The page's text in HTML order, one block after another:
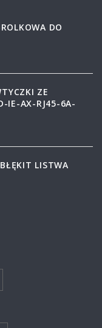
DO
ZE
IE-AX-RJ45-6A-
LISTWA